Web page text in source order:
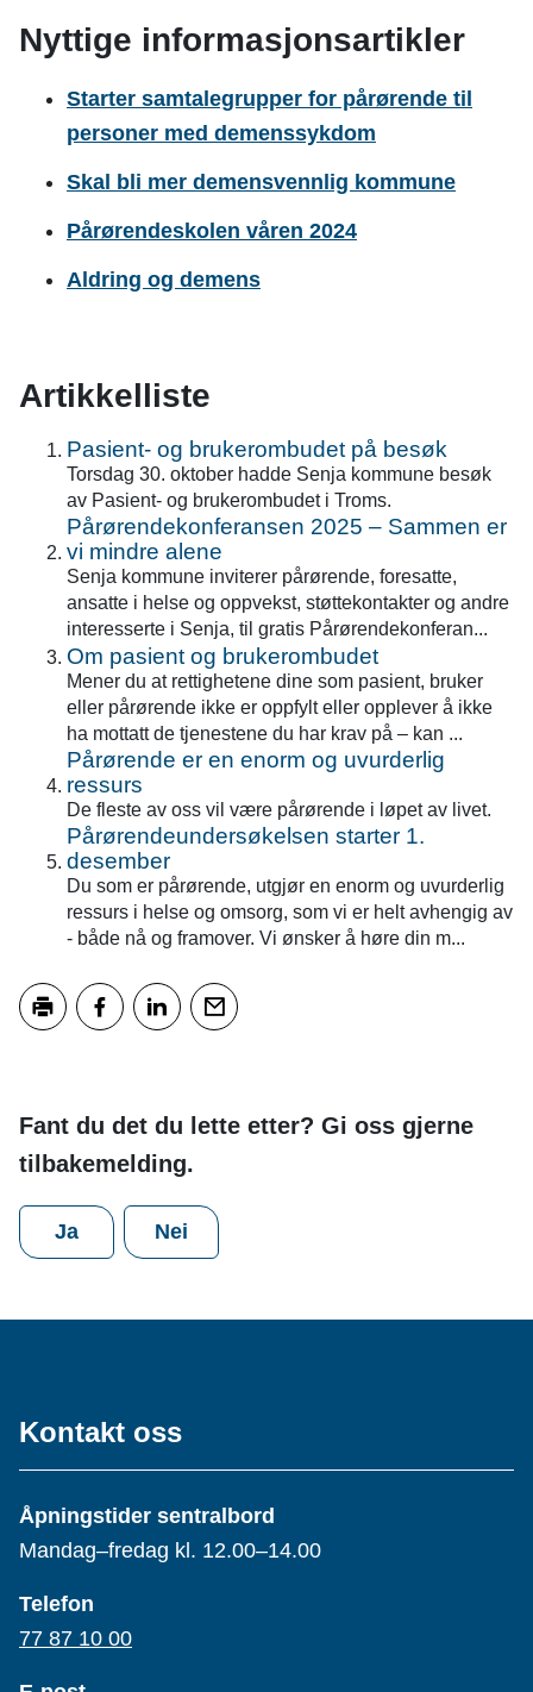
Nyttige informasjonsartikler
Starter samtalegrupper for pårørende til
personer med demenssykdom
Skal bli mer demensvennlig kommune
Pårørendeskolen våren 2024
Aldring og demens
Artikkelliste
Pasient- og brukerombudet på besøk
Torsdag 30. oktober hadde Senja kommune besøk
av Pasient- og brukerombudet i Troms.
Pårørendekonferansen 2025 – Sammen er
vi mindre alene
Senja kommune inviterer pårørende, foresatte,
ansatte i helse og oppvekst, støttekontakter og andre
interesserte i Senja, til gratis Pårørendekonferan...
Om pasient og brukerombudet
Mener du at rettighetene dine som pasient, bruker
eller pårørende ikke er oppfylt eller opplever å ikke
ha mottatt de tjenestene du har krav på – kan ...
Pårørende er en enorm og uvurderlig
ressurs
De fleste av oss vil være pårørende i løpet av livet.
Pårørendeundersøkelsen starter 1.
desember
Du som er pårørende, utgjør en enorm og uvurderlig
ressurs i helse og omsorg, som vi er helt avhengig av
- både nå og framover. Vi ønsker å høre din m...
Fant du det du lette etter? Gi oss gjerne
tilbakemelding.
Ja Nei
Kontakt oss
Åpningstider sentralbord
Mandag–fredag kl. 12.00–14.00
Telefon
77 87 10 00